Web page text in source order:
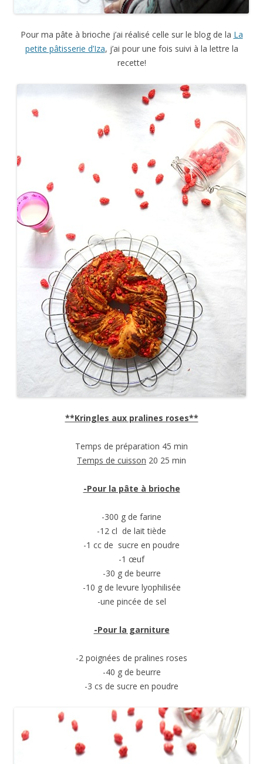
Pour ma pâte à brioche j’ai réalisé celle sur le blog de la La
petite pâtisserie d’Iza, j’ai pour une fois suivi à la lettre la
recette!
**Kringles aux pralines roses**
Temps de préparation 45 min
Temps de cuisson 20 25 min
-Pour la pâte à brioche
-300 g de farine
-12 cl de lait tiède
-1 cc de sucre en poudre
-1 œuf
-30 g de beurre
-10 g de levure lyophilisée
-une pincée de sel
-Pour la garniture
-2 poignées de pralines roses
-40 g de beurre
-3 cs de sucre en poudre